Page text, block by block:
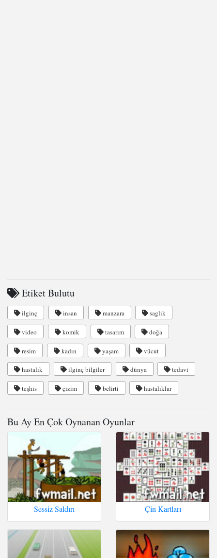
Etiket Bulutu
ilginç insan manzara saglık
video komik tasarım doğa
resim kadın yaşam vücut
hastalık ilginç bilgiler dünya tedavi
teşhis çizim belirti hastalıklar
Bu Ay En Çok Oynanan Oyunlar
Sessiz Saldırı Çin Kartları